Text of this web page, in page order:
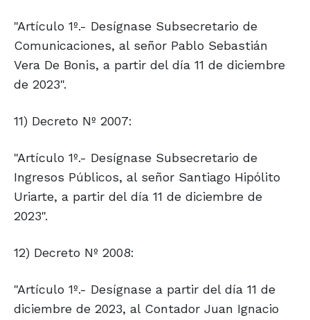
"Artículo 1º.- Desígnase Subsecretario de
Comunicaciones, al señor Pablo Sebastián
Vera De Bonis, a partir del día 11 de diciembre
de 2023".
11) Decreto Nº 2007:
"Artículo 1º.- Desígnase Subsecretario de
Ingresos Públicos, al señor Santiago Hipólito
Uriarte, a partir del día 11 de diciembre de
2023".
12) Decreto Nº 2008:
"Artículo 1º.- Desígnase a partir del día 11 de
diciembre de 2023, al Contador Juan Ignacio